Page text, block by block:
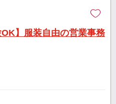
OK】服装自由の営業事務